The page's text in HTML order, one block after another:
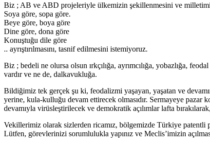
Biz ; AB ve ABD projeleriyle ülkemizin şekillenmesini ve
Soya göre, sopa göre.
Beye göre, boya göre
Dine göre, dona göre
Konuştuğu dile göre
.. ayrıştırılmasını, tasnif edilmesini istemiyoruz.
Biz ; bedeli ne olursa olsun ırkçılığa, ayrımcılığa, yobazlığa,
vardır ve ne de, dalkavukluğa.
Bildiğimiz tek gerçek şu ki, feodalizmi yaşayan, yaşatan ve
yerine, kula-kulluğu devam ettirecek olmasıdır. Sermayeye
devamıyla virüsleştirilecek ve demokratik açılımlar lafta
Vekillerimiz olarak sizlerden ricamız, bölgemizde Türkiye patentli
Lütfen, görevlerinizi sorumlulukla yapınız ve Meclis’imizin